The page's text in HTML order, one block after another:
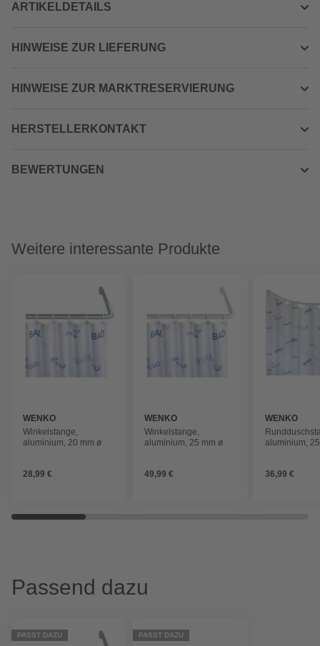
ARTIKELDETAILS
HINWEISE ZUR LIEFERUNG
HINWEISE ZUR MARKTRESERVIERUNG
HERSTELLERKONTAKT
BEWERTUNGEN
Weitere interessante Produkte
WENKO
Winkelstange,
aluminium, 20 mm ø
28,99 €
WENKO
Winkelstange,
aluminium, 25 mm ø
49,99 €
WENKO
aluminium,
36,99 €
Passend dazu
PASST DAZU PASST DAZU